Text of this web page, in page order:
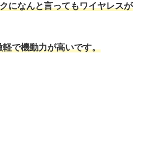
になんと言ってもワイヤレスが
で機動力が高いです。